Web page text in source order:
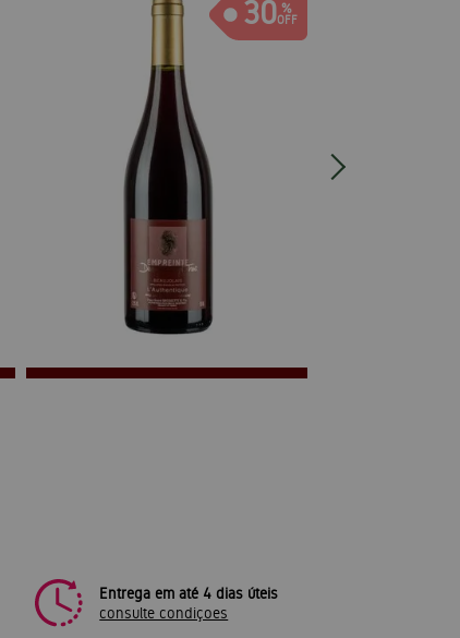
30
Entrega em até 4 dias úteis
consulte condiçoes